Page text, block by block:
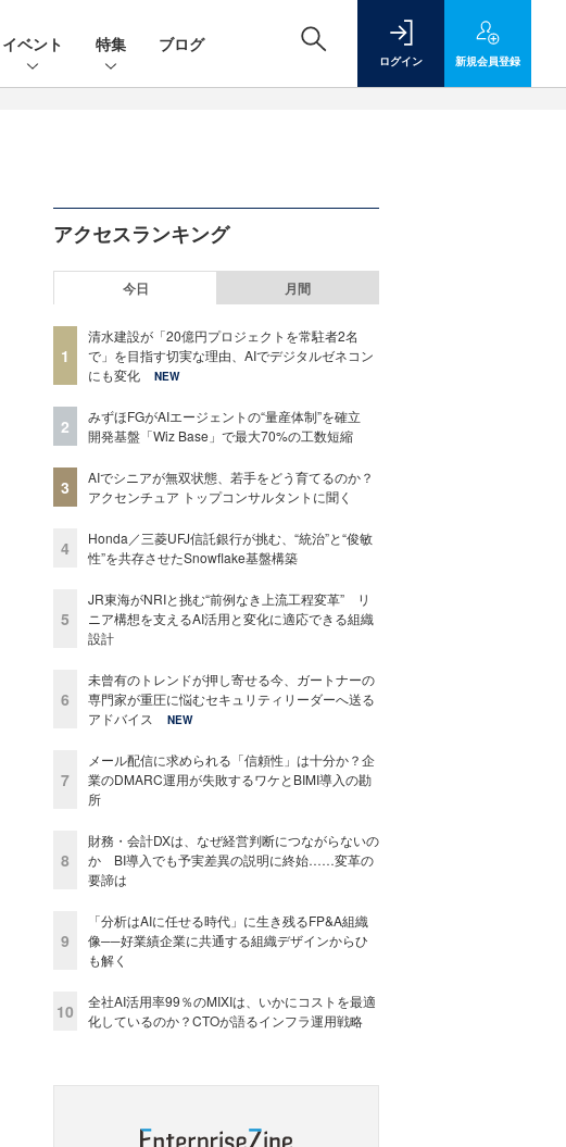
イベント 特集 ブログ
ログイン 新規会員登録
アクセスランキング
今日 月間
1
清水建設が「20億円プロジェクトを常駐者2名
で」を目指す切実な理由、AIでデジタルゼネコン
にも変化
NEW
2
みずほFGがAIエージェントの“量産体制”を確立
開発基盤「Wiz Base」で最大70%の工数短縮
3
AIでシニアが無双状態、若手をどう育てるのか？
アクセンチュア トップコンサルタントに聞く
4
Honda／三菱UFJ信託銀行が挑む、“統治”と“俊敏
性”を共存させたSnowflake基盤構築
5
JR東海がNRIと挑む“前例なき上流工程変革” リ
ニア構想を支えるAI活用と変化に適応できる組織
設計
6
未曾有のトレンドが押し寄せる今、ガートナーの
専門家が重圧に悩むセキュリティリーダーへ送る
アドバイス
NEW
7
メール配信に求められる「信頼性」は十分か？企
業のDMARC運用が失敗するワケとBIMI導入の勘
所
8
財務・会計DXは、なぜ経営判断につながらないの
か BI導入でも予実差異の説明に終始……変革の
要諦は
9
「分析はAIに任せる時代」に生き残るFP&A組織
像──好業績企業に共通する組織デザインからひ
も解く
10
全社AI活用率99％のMIXIは、いかにコストを最適
化しているのか？CTOが語るインフラ運用戦略